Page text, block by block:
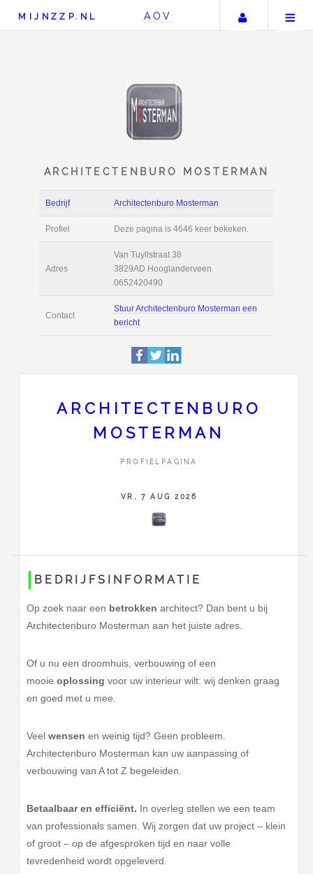
MIJNZZP.NL AOV Uw
ARCHITECTENBURO
Architectenburo Mosterman
Profiel
Adres
Van Tuyllstraat 38
3829ADHooglanderveen
Contact
Stuur Architectenburo
ARCHITECTENBURO
MOSTERMAN
PROFIELPAGINA
VR, 7 AUG 2026
BEDRIJFSINFORMATIE
Op zoek naar een betrokken architect? Dan bent u bij
Architectenburo Mosterman aan het juiste adres.
Of u nu een droomhuis, verbouwing of een
mooieoplossing voor uw interieur wilt: wij denken graag
en goed met u mee.
Veelwensen en weinig tijd? Geen probleem.
Architectenburo Mosterman kan uw aanpassing of
verbouwing van A tot Z begeleiden.
Betaalbaar en efficiënt. In overleg stellen we een team
van professionals samen. Wij zorgen dat uw project – klein
of groot – op de afgesproken tijd en naar volle
tevredenheid wordt opgeleverd.